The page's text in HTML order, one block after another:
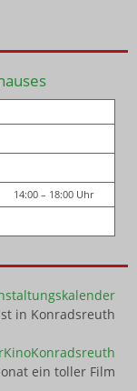
14:00 – 18:00 Uhr
in Konradsreuth
ein toller Film